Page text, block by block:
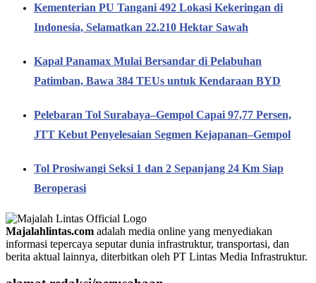
Kementerian PU Tangani 492 Lokasi Kekeringan di
Indonesia, Selamatkan 22.210 Hektar Sawah
Kapal Panamax Mulai Bersandar di Pelabuhan
Patimban, Bawa 384 TEUs untuk Kendaraan BYD
Pelebaran Tol Surabaya–Gempol Capai 97,77 Persen,
JTT Kebut Penyelesaian Segmen Kejapanan–Gempol
Tol Prosiwangi Seksi 1 dan 2 Sepanjang 24 Km Siap
Beroperasi
Majalahlintas.com adalah media online yang menyediakan
informasi tepercaya seputar dunia infrastruktur, transportasi, dan
berita aktual lainnya, diterbitkan oleh PT Lintas Media Infrastruktur.